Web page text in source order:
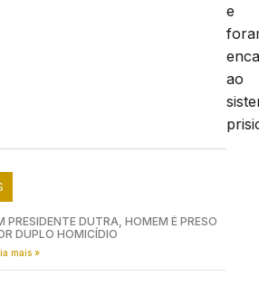
e
ao
PRESIDENTE DUTRA, HOMEM É PRESO
DUPLO HOMICÍDIO
mais »